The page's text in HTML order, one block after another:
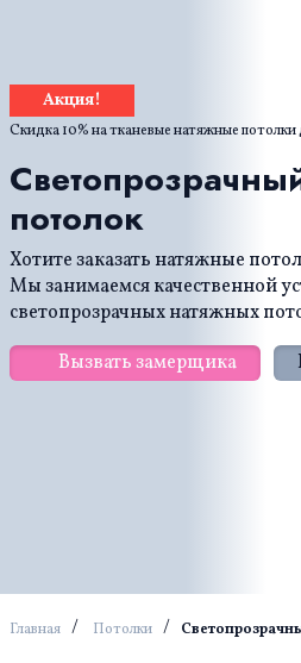
Акция!
Скидка 10% на тканевые натяжные потолки
потолок
Хотите заказать натяжные
Мы занимаемся качественной
светопрозрачных натяжных
Вызвать замерщика
Главная / Потолки /